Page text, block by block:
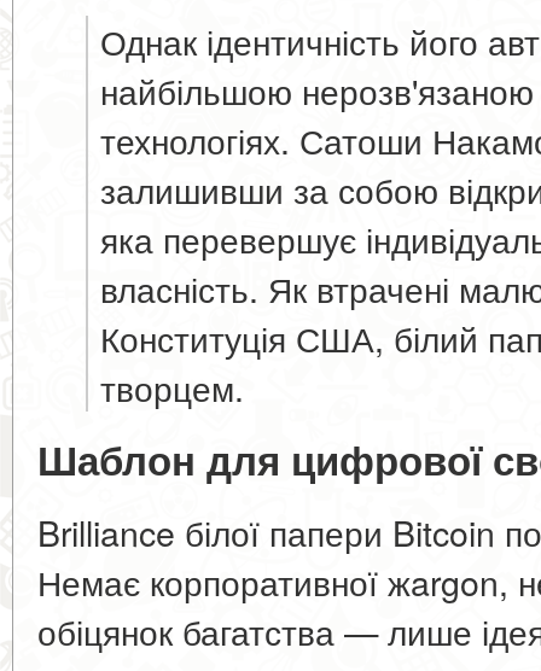
Однак ідентичність його
найбільшою
технологіях. Сатоши
залишивши за собою
яка перевершує
власність. Як втрачені
Конституція США, білий
творцем.
Шаблон для цифрової
Brilliance білої папери Bitcoin
Немає корпоративної жargon,
обіцянок багатства — лише